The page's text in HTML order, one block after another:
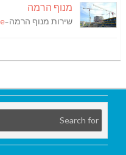
מנוף הרמה
שירות מנוף הרמה ̵